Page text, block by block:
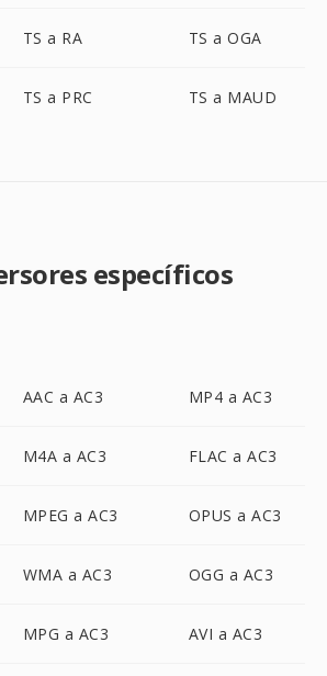
TS a RA TS a OGA
TS a PRC TS a MAUD
específicos
AAC a AC3 MP4 a AC3
M4A a AC3 FLAC a AC3
MPEG a AC3 OPUS a AC3
WMA a AC3 OGG a AC3
MPG a AC3 AVI a AC3